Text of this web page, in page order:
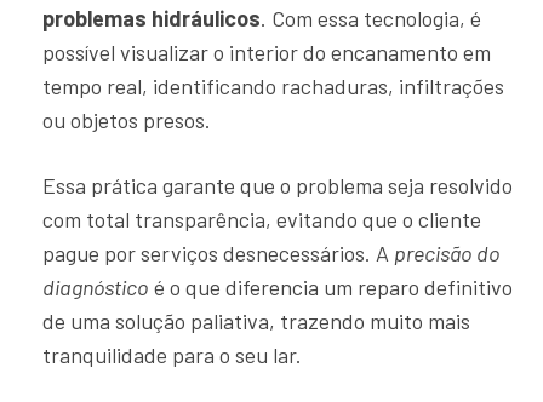
problemas hidráulicos. Com essa tecnologia, é
possível visualizar o interior do encanamento em
tempo real, identificando rachaduras, infiltrações
ou objetos presos.
Essa prática garante que o problema seja resolvido
com total transparência, evitando que o cliente
pague por serviços desnecessários. A precisão do
diagnóstico é o que diferencia um reparo definitivo
de uma solução paliativa, trazendo muito mais
tranquilidade para o seu lar.